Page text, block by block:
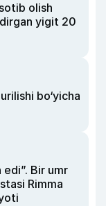
olish
yigit 20
bo‘yicha
Bir umr
Rimma